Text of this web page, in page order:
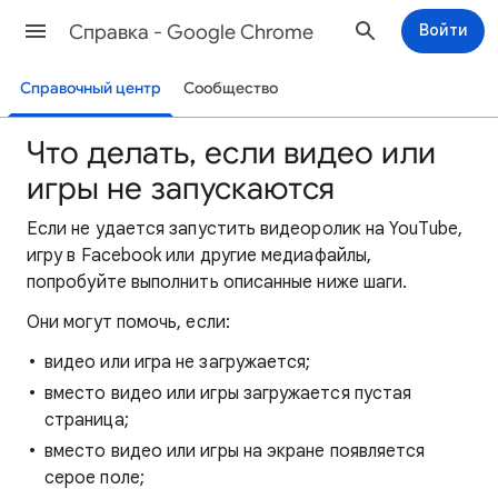
Cправка - Google Chrome Войти
Справочный центр Сообщество
Что делать, если видео или
игры не запускаются
Если не удается запустить видеоролик на YouTube,
игру в Facebook или другие медиафайлы,
попробуйте выполнить описанные ниже шаги.
Они могут помочь, если:
видео или игра не загружается;
вместо видео или игры загружается пустая
страница;
вместо видео или игры на экране появляется
серое поле;